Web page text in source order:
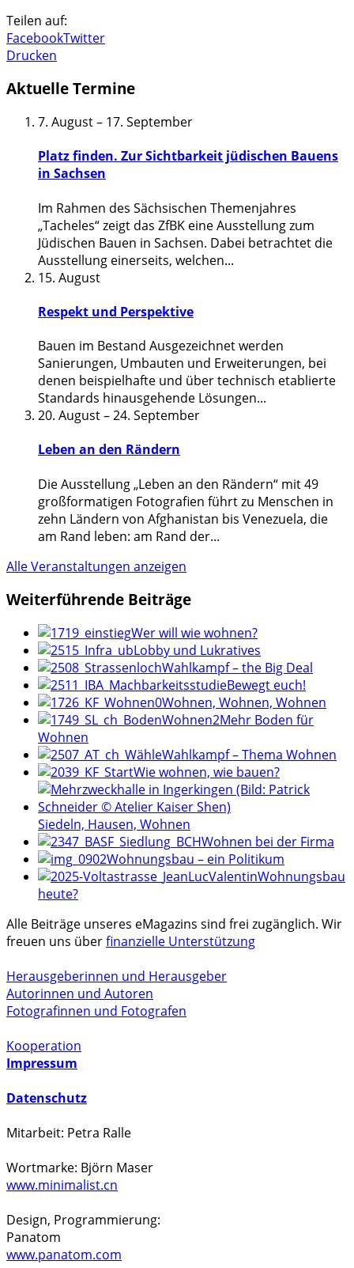
Teilen auf:
FacebookTwitter
Drucken
Aktuelle Termine
7. August– 17. September
Platz finden. Zur Sichtbarkeit jüdischen Bauens
in Sachsen
Im Rahmen des Sächsischen Themenjahres
„Tacheles“ zeigt das ZfBK eine Ausstellung zum
Jüdischen Bauen in Sachsen. Dabei betrachtet die
Ausstellung einerseits, welchen...
15. August
Respekt und Perspektive
Bauen im Bestand Ausgezeichnet werden
Sanierungen, Umbauten und Erweiterungen, bei
denen beispielhafte und über technisch etablierte
Standards hinausgehende Lösungen...
20. August–24. September
Leben an den Rändern
Die Ausstellung „Leben an den Rändern“ mit 49
großformatigen Fotografien führt zu Menschen in
zehn Ländern von Afghanistan bis Venezuela, die
am Rand leben: am Rand der...
Alle Veranstaltungen anzeigen
Weiterführende Beiträge
Wer will wie wohnen?
Lobby und Lukratives
Wahlkampf – the Big Deal
Bewegt euch!
Wohnen, Wohnen, Wohnen
Mehr Boden für
Wohnen
Wahlkampf – Thema Wohnen
Wie wohnen, wie bauen?
Siedeln, Hausen, Wohnen
Wohnen bei der Firma
Wohnungsbau – ein Politikum
Wohnungsbau
heute?
Alle Beiträge unseres eMagazins sind frei zugänglich. Wir
freuen uns überfinanzielle Unterstützung
Herausgeberinnen und Herausgeber
Autorinnen und Autoren
Fotografinnen und Fotografen
Kooperation
Impressum
Datenschutz
Mitarbeit: Petra Ralle
Wortmarke: Björn Maser
www.minimalist.cn
Design, Programmierung:
Panatom
www.panatom.com